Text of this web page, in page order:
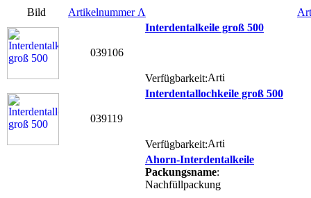
Bild ArtikelnummerΛ
039106
Interdentalkeile groß 500
Verfügbarkeit:
039119
Interdentallochkeile groß 500
Verfügbarkeit:
Ahorn-Interdentalkeile
Packungsname:
Nachfüllpackung